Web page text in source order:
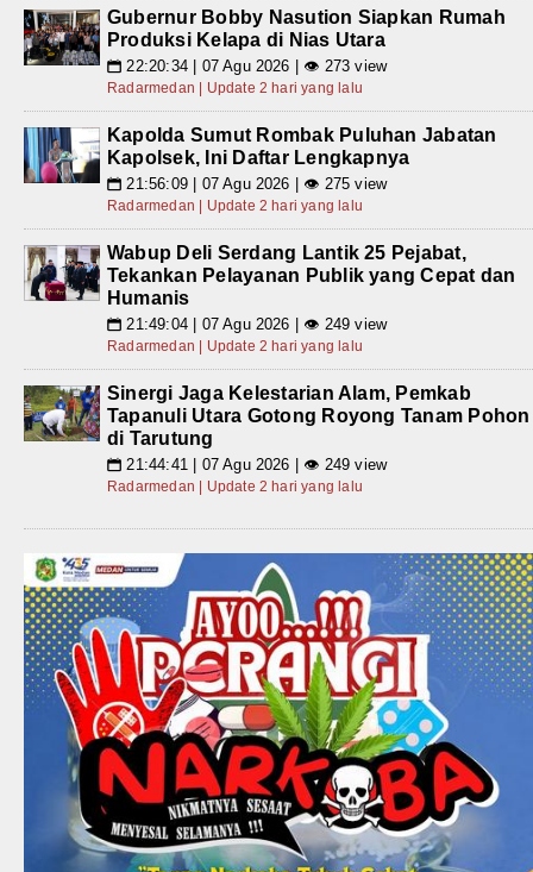
Gubernur Bobby Nasution Siapkan Rumah
Produksi Kelapa di Nias Utara
📅 22:20:34 | 07 Agu 2026 | 👁 273 view
Radarmedan | Update 2 hari yang lalu
Kapolda Sumut Rombak Puluhan Jabatan
Kapolsek, Ini Daftar Lengkapnya
📅 21:56:09 | 07 Agu 2026 | 👁 275 view
Radarmedan | Update 2 hari yang lalu
Wabup Deli Serdang Lantik 25 Pejabat,
Tekankan Pelayanan Publik yang Cepat dan
Humanis
📅 21:49:04 | 07 Agu 2026 | 👁 249 view
Radarmedan | Update 2 hari yang lalu
Sinergi Jaga Kelestarian Alam, Pemkab
Tapanuli Utara Gotong Royong Tanam Pohon
di Tarutung
📅 21:44:41 | 07 Agu 2026 | 👁 249 view
Radarmedan | Update 2 hari yang lalu